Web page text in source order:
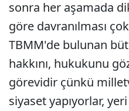
sonra her aşamada
göre davranılması
TBMM'de bulunan
hakkını, hukukunu
görevidir çünkü
siyaset yapıyorlar,